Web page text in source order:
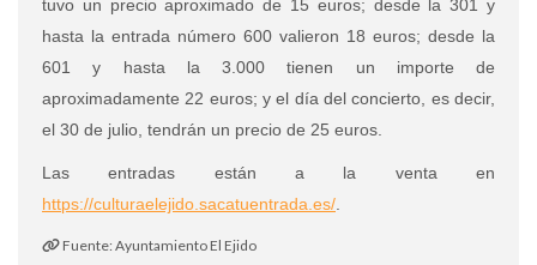
tuvo un precio aproximado de 15 euros; desde la 301 y
hasta la entrada número 600 valieron 18 euros; desde la
601 y hasta la 3.000 tienen un importe de
aproximadamente 22 euros; y el día del concierto, es decir,
el 30 de julio, tendrán un precio de 25 euros.
Las entradas están a la venta en
https://culturaelejido.sacatuentrada.es/
Fuente: Ayuntamiento El Ejido